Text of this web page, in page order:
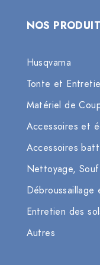
NOS
Husqvarna
Tonte et
Matériel de
Accessoires et
Accessoires
Nettoyage,
Débroussaillage
Entretien des
Autres